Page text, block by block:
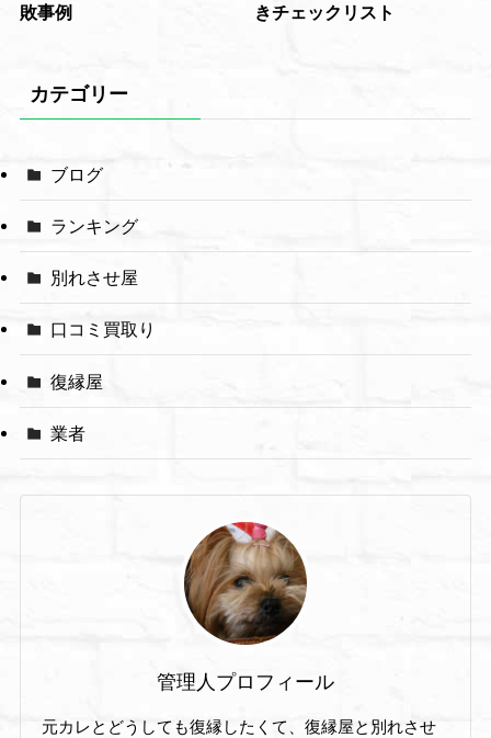
敗事例
きチェックリスト
カテゴリー
ブログ
ランキング
別れさせ屋
口コミ買取り
復縁屋
業者
管理人プロフィール
元カレとどうしても復縁したくて、復縁屋と別れさせ